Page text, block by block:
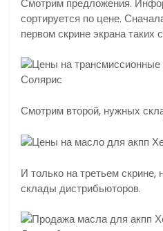
Смотрим предложения.
сортируется по цене.
первом скрине экрана таких
Смотрим второй, нужных
И только на третьем скрине,
склады дистрибьюторов.